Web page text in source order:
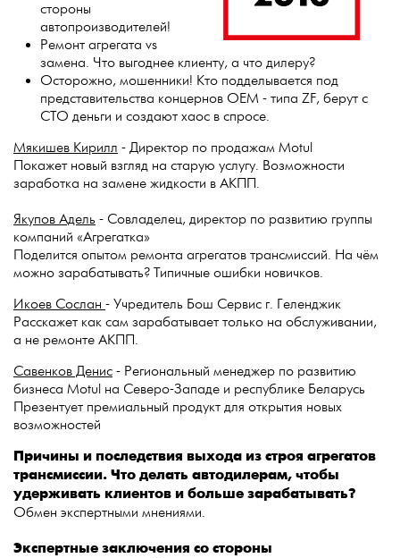
стороны
автопроизводителей!
Ремонт агрегата vs
замена. Что выгоднее клиенту, а что дилеру?
Осторожно, мошенники! Кто подделывается под
представительства концернов ОЕМ - типа ZF, берут с
СТО деньги и создают хаос в спросе.
Мякишев Кирилл - Директор по продажам Motul
Покажет новый взгляд на старую услугу. Возможности
заработка на замене жидкости в АКПП.
Якупов Адель - Совладелец, директор по развитию группы
компаний «Агрегатка»
Поделится опытом ремонта агрегатов трансмиссий. На чём
можно зарабатывать? Типичные ошибки новичков.
Икоев Сослан - Учредитель Бош Сервис г. Геленджик
Расскажет как сам зарабатывает только на обслуживании,
а не ремонте АКПП.
Савенков Денис - Региональный менеджер по развитию
бизнеса Motul на Северо-Западе и республике Беларусь
Презентует премиальный продукт для открытия новых
возможностей
Причины и последствия выхода из строя агрегатов
трансмиссии. Что делать автодилерам, чтобы
удерживать клиентов и больше зарабатывать?
Обмен экспертными мнениями.
Экспертные заключения со стороны